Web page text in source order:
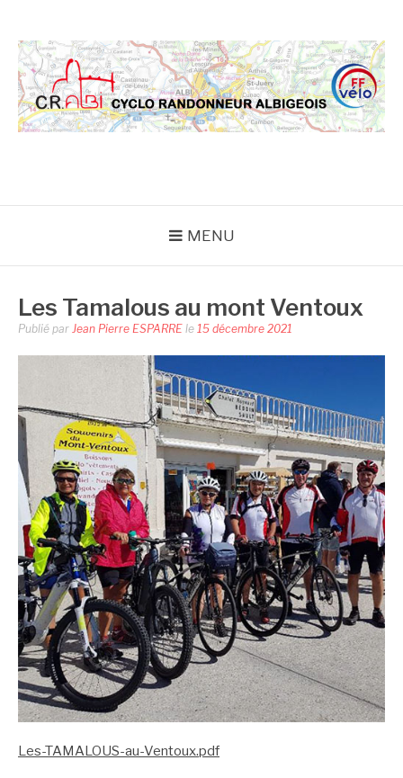
contenu
MENU
Les Tamalous au mont Ventoux
Publié par Jean Pierre ESPARRE le 15 décembre 2021
Les-TAMALOUS-au-Ventoux.pdf